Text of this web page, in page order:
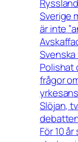
Ryssland
Sverige
är inte
Polishat
frågor
Slöjan,
För 10